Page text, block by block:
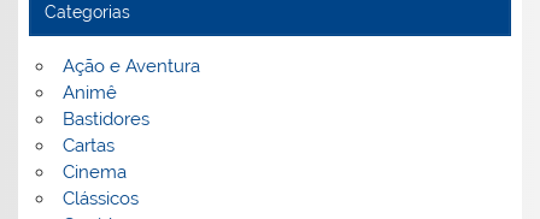
Categorias
Ação e Aventura
Animê
Bastidores
Cartas
Cinema
Clássicos